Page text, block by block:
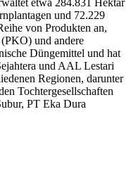
und 72.229
von Produkten an,
und andere
Düngemittel und hat
und AAL Lestari
Regionen, darunter
Tochtergesellschaften
PT Eka Dura